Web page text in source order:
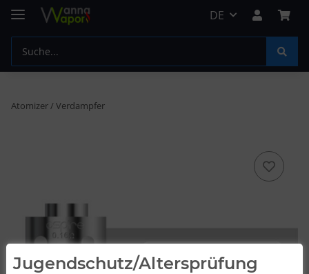
DE
Atomizer / Verdampfer
Jugendschutz/Altersprüfung